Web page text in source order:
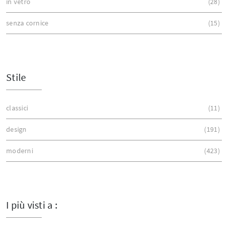
senza cornice 15
Stile
classici 11
design 191
moderni 423
I più visti a :